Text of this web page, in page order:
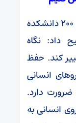
رحیمی با بیان اینکه بالغ بر ۲۰۰ دانشکده
داد: نگاه
کند. حفظ
انسانی
دارد.
انسانی به